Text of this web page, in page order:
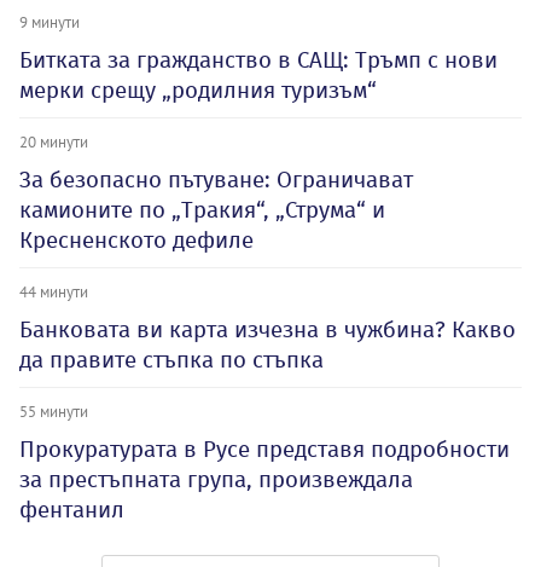
9 минути
Битката за гражданство в САЩ: Тръмп с нови
мерки срещу „родилния туризъм“
20 минути
За безопасно пътуване: Ограничават
камионите по „Тракия“, „Струма“ и
Кресненското дефиле
44 минути
Банковата ви карта изчезна в чужбина? Какво
да правите стъпка по стъпка
55 минути
Прокуратурата в Русе представя подробности
за престъпната група, произвеждала
фентанил